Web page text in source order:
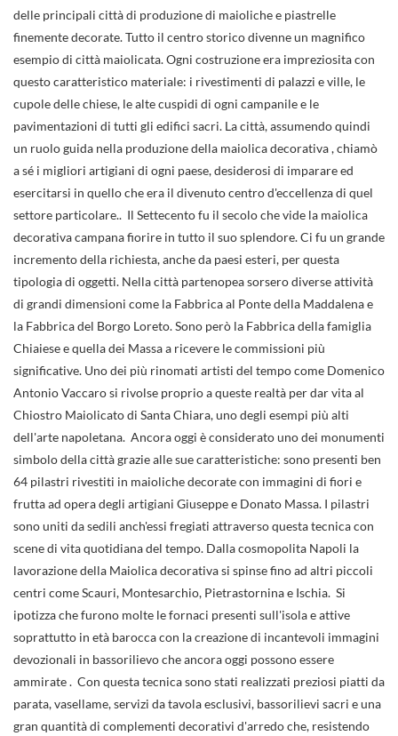
delle principali città di produzione di maioliche e piastrelle
finemente decorate. Tutto il centro storico divenne un magnifico
esempio di città maiolicata. Ogni costruzione era impreziosita con
questo caratteristico materiale: i rivestimenti di palazzi e ville, le
cupole delle chiese, le alte cuspidi di ogni campanile e le
pavimentazioni di tutti gli edifici sacri. La città, assumendo quindi
un ruolo guida nella produzione della maiolica decorativa , chiamò
a sé i migliori artigiani di ogni paese, desiderosi di imparare ed
esercitarsi in quello che era il divenuto centro d'eccellenza di quel
settore particolare.. Il Settecento fu il secolo che vide la maiolica
decorativa campana fiorire in tutto il suo splendore. Ci fu un grande
incremento della richiesta, anche da paesi esteri, per questa
tipologia di oggetti. Nella città partenopea sorsero diverse attività
di grandi dimensioni come la Fabbrica al Ponte della Maddalena e
la Fabbrica del Borgo Loreto. Sono però la Fabbrica della famiglia
Chiaiese e quella dei Massa a ricevere le commissioni più
significative. Uno dei più rinomati artisti del tempo come Domenico
Antonio Vaccaro si rivolse proprio a queste realtà per dar vita al
Chiostro Maiolicato di Santa Chiara, uno degli esempi più alti
dell'arte napoletana. Ancora oggi è considerato uno dei monumenti
simbolo della città grazie alle sue caratteristiche: sono presenti ben
64 pilastri rivestiti in maioliche decorate con immagini di fiori e
frutta ad opera degli artigiani Giuseppe e Donato Massa. I pilastri
sono uniti da sedili anch'essi fregiati attraverso questa tecnica con
scene di vita quotidiana del tempo. Dalla cosmopolita Napoli la
lavorazione della Maiolica decorativa si spinse fino ad altri piccoli
centri come Scauri, Montesarchio, Pietrastornina e Ischia. Si
ipotizza che furono molte le fornaci presenti sull'isola e attive
soprattutto in età barocca con la creazione di incantevoli immagini
devozionali in bassorilievo che ancora oggi possono essere
ammirate . Con questa tecnica sono stati realizzati preziosi piatti da
parata, vasellame, servizi da tavola esclusivi, bassorilievi sacri e una
gran quantità di complementi decorativi d'arredo che, resistendo